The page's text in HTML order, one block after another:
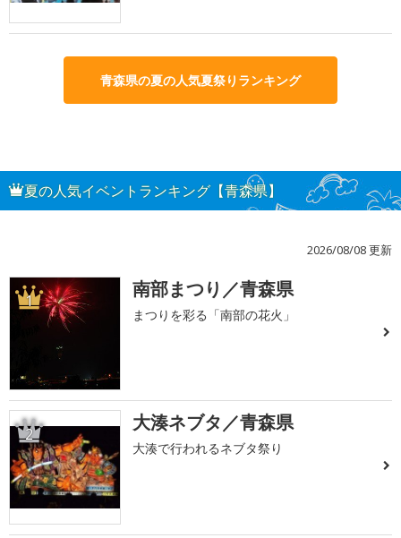
青森県の夏の人気夏祭りランキング
夏の人気イベントランキング【青森県】
2026/08/08 更新
1 南部まつり／青森県
まつりを彩る「南部の花火」
2 大湊ネブタ／青森県
大湊で行われるネブタ祭り